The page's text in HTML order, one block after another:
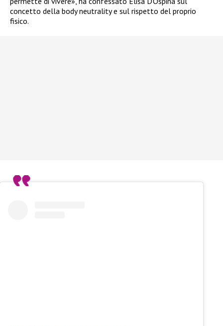
concetto della body neutrality e sul rispetto del proprio
fisico.